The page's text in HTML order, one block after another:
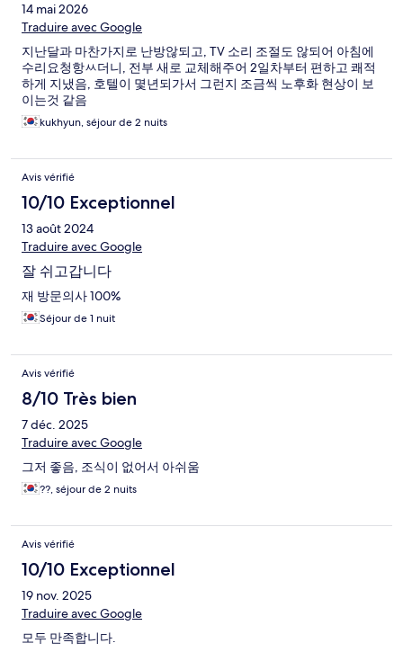
14 mai 2026
Traduire avec Google
지난달과 마찬가지로 난방않되고, TV 소리 조절도 않되어 아침에
수리요청항ㅆ더니, 전부 새로 교체해주어 2일차부터 편하고 쾌적
하게 지냈음, 호텔이 몇년되가서 그런지 조금씩 노후화 현상이 보
이는것 같음
kukhyun, séjour de 2 nuits
Avis vérifié
10/10 Exceptionnel
13 août 2024
Traduire avec Google
잘 쉬고갑니다
재 방문의사 100%
Séjour de 1 nuit
Avis vérifié
8/10 Très bien
7 déc. 2025
Traduire avec Google
그저 좋음, 조식이 없어서 아쉬움
??, séjour de 2 nuits
Avis vérifié
10/10 Exceptionnel
19 nov. 2025
Traduire avec Google
모두 만족합니다.